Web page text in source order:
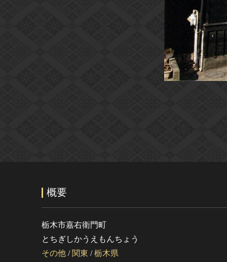
概要
栃木市嘉右衛門町
とちぎしかうえもんちょう
その他 / 関東 /栃木県